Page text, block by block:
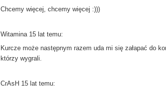
Chcemy więcej, chcemy więcej :)))
Witamina 15 lat temu:
Kurcze może następnym razem uda mi się załapać do
którzy wygrali.
CrAsH 15 lat temu: